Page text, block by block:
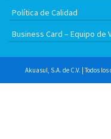
Política de Calidad
Business Card – Equipo de
Akuasul, S.A. de C.V. | Todos